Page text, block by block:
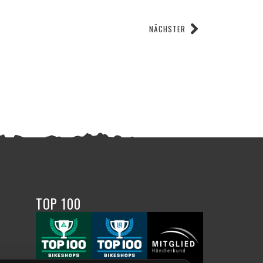
NÄCHSTER
TOP 100